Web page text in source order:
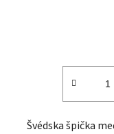
Švédska špička